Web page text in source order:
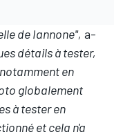
de Iannone", a-
détails à tester,
en
globalement
à tester en
et cela n'a